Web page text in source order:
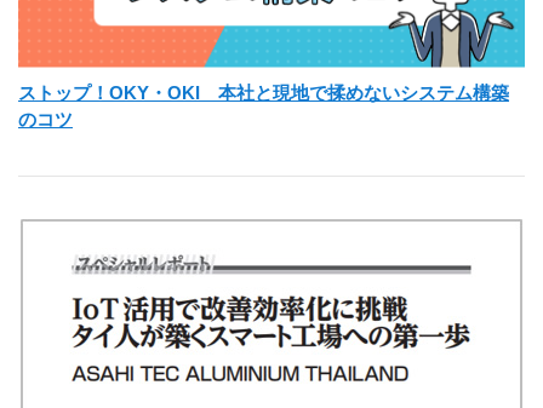
ストップ！OKY・OKI 本社と現地で揉めないシステム構築
のコツ